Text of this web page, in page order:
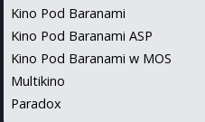
Kino Pod Baranami
Kino Pod Baranami ASP
Kino Pod Baranami w MOS
Multikino
Paradox